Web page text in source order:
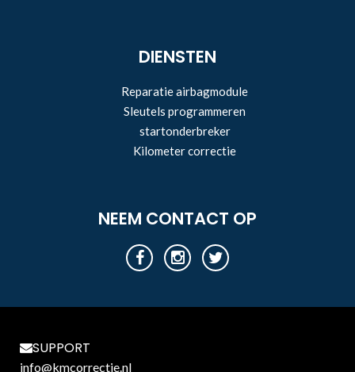
DIENSTEN
Reparatie airbagmodule
Sleutels programmeren
startonderbreker
Kilometer correctie
NEEM CONTACT OP
SUPPORT
info@kmcorrectie.nl